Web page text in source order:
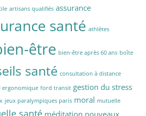
artisans qualifiés assurance
santé athlètes
être bien-être après 60 ans boîte
santé consultation à distance
ergonomique ford transit gestion du stress
jeux paralympiques paris moral mutuelle
santé